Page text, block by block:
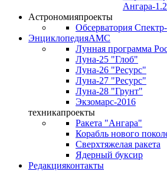
Ангара-
Астрономияпроекты
Обсерватория
ЭнциклопедияАМС
Лунная программа
Луна-25 "Глоб"
Луна-26 "Ресурс"
Луна-27 "Ресурс"
Луна-28 "Грунт"
Экзомарс-2016
техникапроекты
Ракета "Ангара"
Корабль нового
Сверхтяжелая ракета
Ядерный буксир
Редакцияконтакты